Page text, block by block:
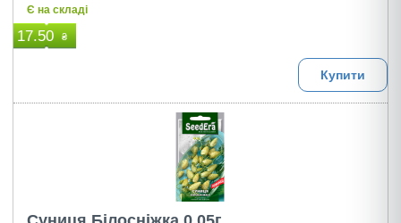
Є на складі
17.50 ₴
Купити